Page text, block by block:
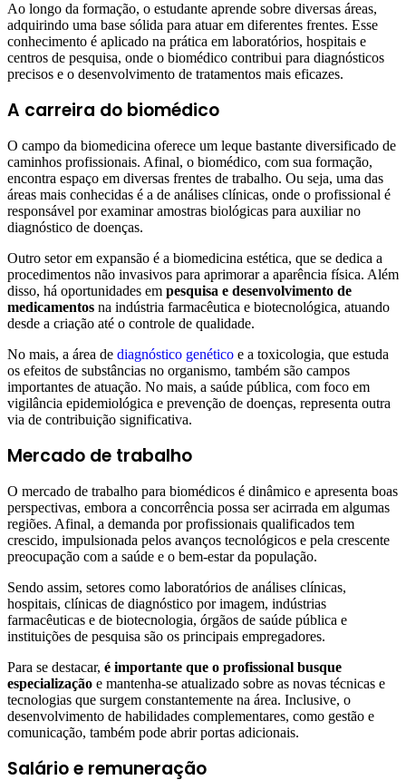
Ao longo da formação, o estudante aprende sobre diversas áreas,
adquirindo uma base sólida para atuar em diferentes frentes. Esse
conhecimento é aplicado na prática em laboratórios, hospitais e
centros de pesquisa, onde o biomédico contribui para diagnósticos
precisos e o desenvolvimento de tratamentos mais eficazes.
A carreira do biomédico
O campo da biomedicina oferece um leque bastante diversificado de
caminhos profissionais. Afinal, o biomédico, com sua formação,
encontra espaço em diversas frentes de trabalho. Ou seja, uma das
áreas mais conhecidas é a de análises clínicas, onde o profissional é
responsável por examinar amostras biológicas para auxiliar no
diagnóstico de doenças.
Outro setor em expansão é a biomedicina estética, que se dedica a
procedimentos não invasivos para aprimorar a aparência física. Além
disso, há oportunidades em pesquisa e desenvolvimento de
medicamentos na indústria farmacêutica e biotecnológica, atuando
desde a criação até o controle de qualidade.
No mais, a área de diagnóstico genético e a toxicologia, que estuda
os efeitos de substâncias no organismo, também são campos
importantes de atuação. No mais, a saúde pública, com foco em
vigilância epidemiológica e prevenção de doenças, representa outra
via de contribuição significativa.
Mercado de trabalho
O mercado de trabalho para biomédicos é dinâmico e apresenta boas
perspectivas, embora a concorrência possa ser acirrada em algumas
regiões. Afinal, a demanda por profissionais qualificados tem
crescido, impulsionada pelos avanços tecnológicos e pela crescente
preocupação com a saúde e o bem-estar da população.
Sendo assim, setores como laboratórios de análises clínicas,
hospitais, clínicas de diagnóstico por imagem, indústrias
farmacêuticas e de biotecnologia, órgãos de saúde pública e
instituições de pesquisa são os principais empregadores.
Para se destacar, é importante que o profissional busque
especialização e mantenha-se atualizado sobre as novas técnicas e
tecnologias que surgem constantemente na área. Inclusive, o
desenvolvimento de habilidades complementares, como gestão e
comunicação, também pode abrir portas adicionais.
Salário e remuneração